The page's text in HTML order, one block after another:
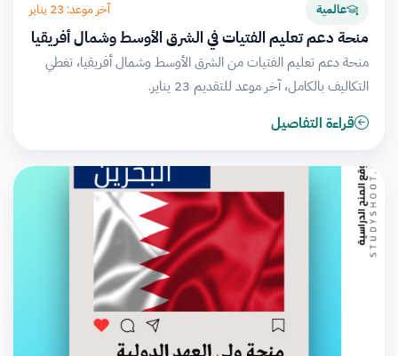
عالمية آخر موعد: 23 يناير
منحة دعم تعليم الفتيات في الشرق الأوسط وشمال أفريقيا
منحة دعم تعليم الفتيات من الشرق الأوسط وشمال أفريقيا، تغطي
التكاليف بالكامل، آخر موعد للتقديم 23 يناير.
قراءة التفاصيل